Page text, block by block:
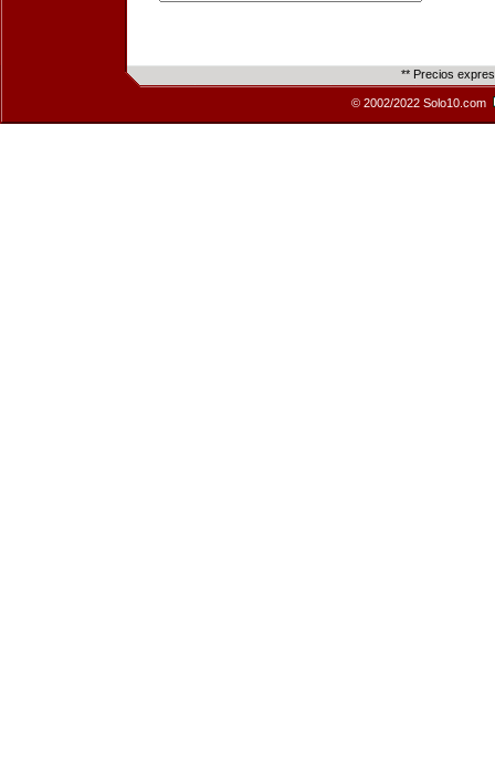
** Precios
© 2002/2022 Solo10.com